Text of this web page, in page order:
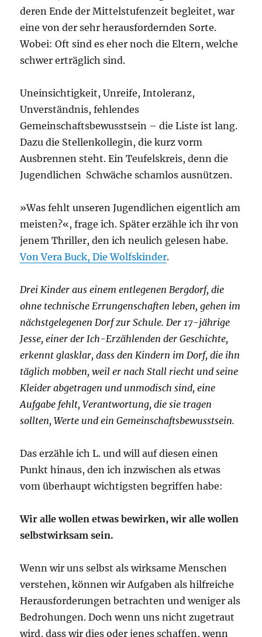
deren Ende der Mittelstufenzeit begleitet, war
eine von der sehr herausfordernden Sorte.
Wobei: Oft sind es eher noch die Eltern, welche
schwer erträglich sind.
Uneinsichtigkeit, Unreife, Intoleranz,
Unverständnis, fehlendes
Gemeinschaftsbewusstsein – die Liste ist lang.
Dazu die Stellenkollegin, die kurz vorm
Ausbrennen steht. Ein Teufelskreis, denn die
Jugendlichen Schwäche schamlos ausnützen.
»Was fehlt unseren Jugendlichen eigentlich am
meisten?«, frage ich. Später erzähle ich ihr von
jenem Thriller, den ich neulich gelesen habe.
Von Vera Buck, Die Wolfskinder.
Drei Kinder aus einem entlegenen Bergdorf, die
ohne technische Errungenschaften leben, gehen im
nächstgelegenen Dorf zur Schule. Der 17-jährige
Jesse, einer der Ich-Erzählenden der Geschichte,
erkennt glasklar, dass den Kindern im Dorf, die ihn
täglich mobben, weil er nach Stall riecht und seine
Kleider abgetragen und unmodisch sind, eine
Aufgabe fehlt, Verantwortung, die sie tragen
sollten, Werte und ein Gemeinschaftsbewusstsein.
Das erzähle ich L. und will auf diesen einen
Punkt hinaus, den ich inzwischen als etwas
vom überhaupt wichtigsten begriffen habe:
Wir alle wollen etwas bewirken, wir alle wollen
selbstwirksam sein.
Wenn wir uns selbst als wirksame Menschen
verstehen, können wir Aufgaben als hilfreiche
Herausforderungen betrachten und weniger als
Bedrohungen. Doch wenn uns nicht zugetraut
wird, dass wir dies oder jenes schaffen, wenn